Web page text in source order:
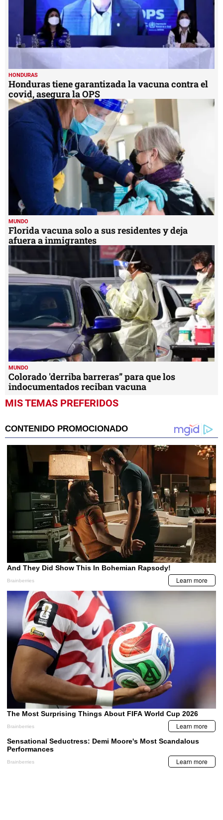
HONDURAS
Honduras tiene garantizada la vacuna contra el
covid, asegura la OPS
MUNDO
Florida vacuna solo a sus residentes y deja
afuera a inmigrantes
MUNDO
Colorado 'derriba barreras” para que los
indocumentados reciban vacuna
MIS TEMAS PREFERIDOS